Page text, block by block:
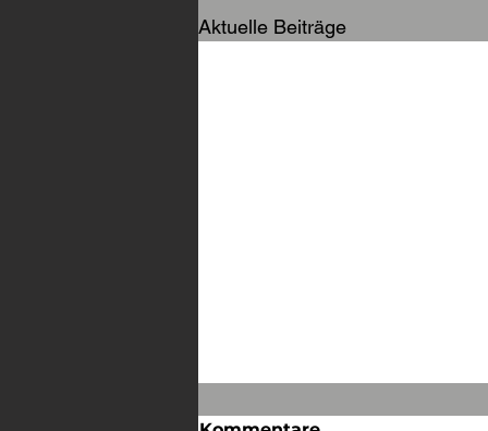
Aktuelle Beiträge